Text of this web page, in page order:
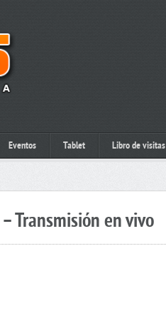
Eventos Tablet Libro de visitas
Transmisión en vivo